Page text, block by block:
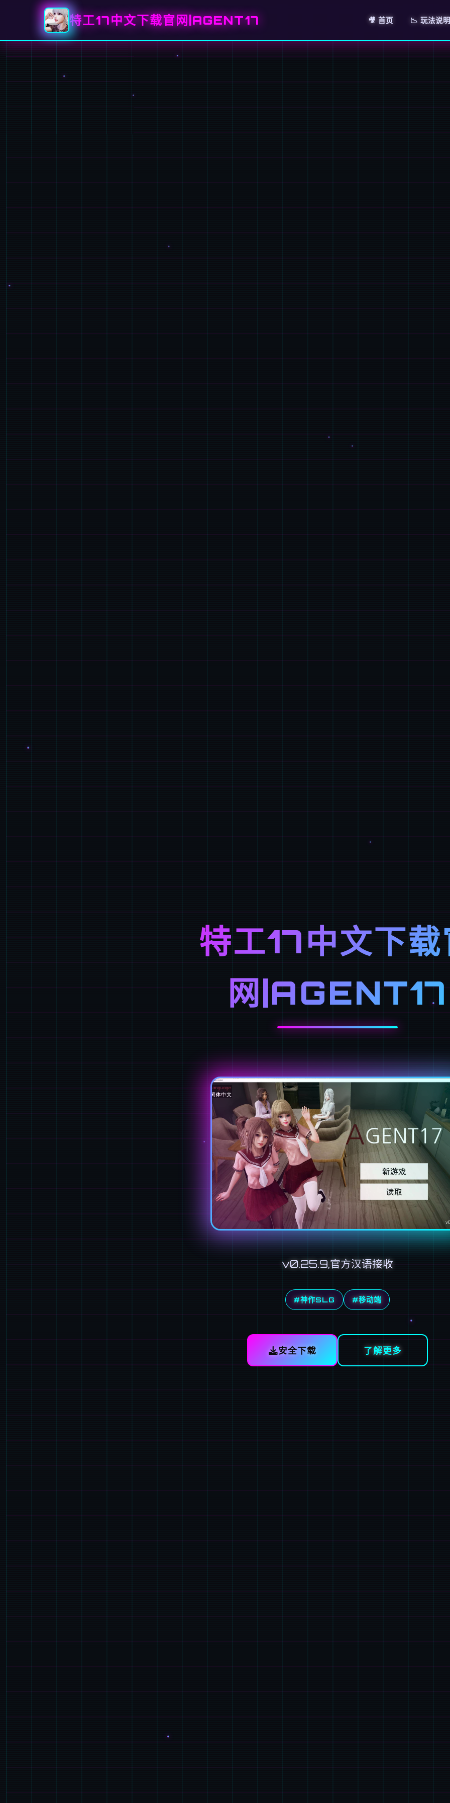
特工17中文下载官网|AGENT17 🎥 首页 📉 玩法说明
特工17中文下
网|AGENT17
v0.25.9,官方汉语接收
#神作SLG #移动端
安全下载 了解更多